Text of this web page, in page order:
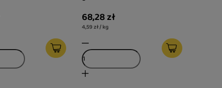
68,28 zł
4,59 zł / kg